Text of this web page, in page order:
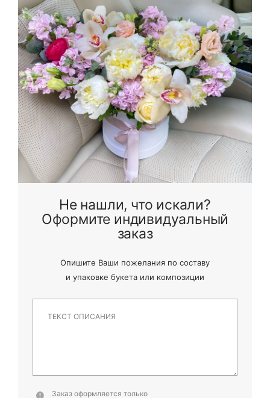
Не нашли, что искали?
Оформите индивидуальный
заказ
Опишите Ваши пожелания по составу
и упаковке букета или композиции
Заказ оформляется только